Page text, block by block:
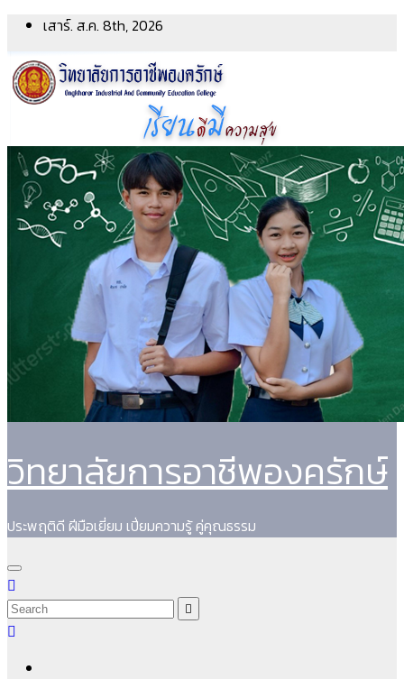
Skip
content
เสาร์. ส.ค. 8th, 2026
วิทยาลัยการอาชีพองครักษ์
ประพฤติดี ฝีมือเยี่ยม เปี่ยมความรู้ คู่คุณธรรม